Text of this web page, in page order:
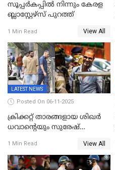
സൂപ്പര്‍കപ്പില്‍ നിന്നും കേരള
ബ്ലാസ്റ്റേഴ്‌സ് പുറത്ത്
1 Min Read View All
LATEST NEWS
Posted On 06-11-2025
ക്രിക്കറ്റ് താരങ്ങളായ ശിഖർ
ധവാന്‍റെയും സുരേഷ്
കണ്ടുകെട്ടി
1 Min Read View All